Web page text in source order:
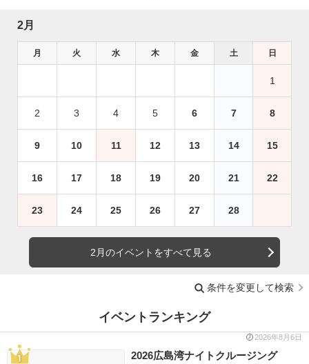
2月
月 火 水 木 金 土 日
1
2 3 4 5 6 7 8
9 10 11 12 13 14 15
16 17 18 19 20 21 22
23 24 25 26 27 28
2月のイベントをすべて見る
条件を変更して検索
イベントランキング
2026年8月6日
2026広島湾ナイトクルージング